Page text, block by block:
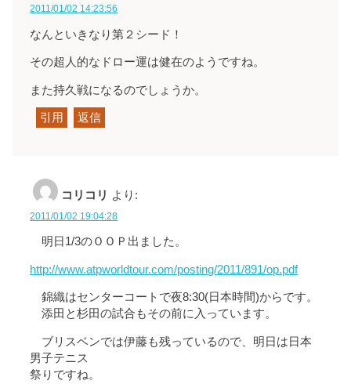
2011/01/02 14:23:56
なんといきなり第２シード！
その超人的なドロー運は健在のようですね。
また持久戦になるのでしょうか。
引用 返信
コリコリ より:
2011/01/02 19:04:28
明日1/3のＯＯＰ出ました。
http://www.atpworldtour.com/posting/2011/891/op.pdf
錦織はセンターコートで夜8:30(日本時間)からです。
添田と杉田の試合もその前に入っています。
ブリスベンでは伊藤も残っているので、明日は日本
男子テニス
祭りですね。